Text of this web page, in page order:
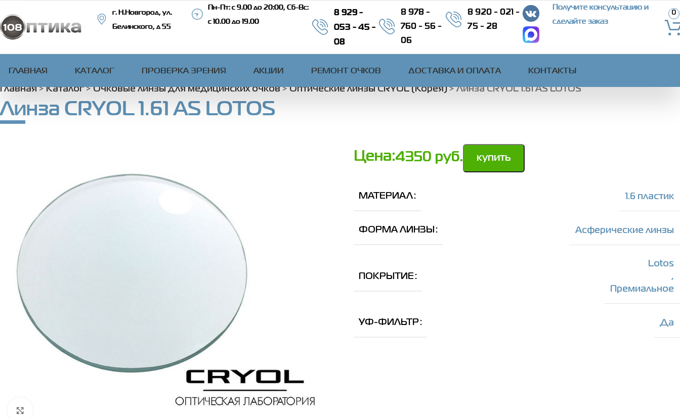
г. Н.Новгород, ул.
Белинского, д 55
Пн-Пт: c 9.00 до 20:00, Сб-Вс:
с 10.00 до 19.00
8 929 -
053 - 45 -
08
8 978 -
760 - 56 -
06
8 920 - 021 -
75 - 28
Получите консультацию и
сделайте заказ
0
ГЛАВНАЯ КАТАЛОГ ПРОВЕРКА ЗРЕНИЯ АКЦИИ РЕМОНТ ОЧКОВ ДОСТАВКА И ОПЛАТА КОНТАКТЫ
Главная>Каталог>Очковые линзы для медицинских очков>Оптические линзы CRYOL (Корея)>Линза CRYOL 1.61 AS LOTOS
Линза CRYOL 1.61 AS LOTOS
Цена:4350 руб. купить
МАТЕРИАЛ 1.6 пластик
ФОРМА ЛИНЗЫ Асферические линзы
ПОКРЫТИЕ
Lotos
,
Премиальное
УФ-ФИЛЬТР Да